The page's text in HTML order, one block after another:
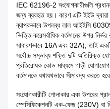
IEC 62196-2 সংযোগকারীগুলি
জন্য ব্যবহৃত হয়। কারণ এটি ইইউ দ্বারা
ব্যাপকভাবে উপলব্ধ লাল আইইসি
ভিত্তি করেসর্বাধিক বর্তমানের উপর নির্ভর
সাধারণভাবে 16A এবং 32A), তাই
সর্বোচ্চ সম্ভাব্য শক্তি দুটি অতিরিক্ত
প্রতিরোধক কোড মাধ্যমে গাড়ী যোগাযোগ
বর্তমানকে যথাযথভাবে সীমাবদ্ধ করতে
সংযোগকারীটি গোলাকার এবং উপরের
স্পেসিফিকেশনটি এক-ফেজ (230V) বা